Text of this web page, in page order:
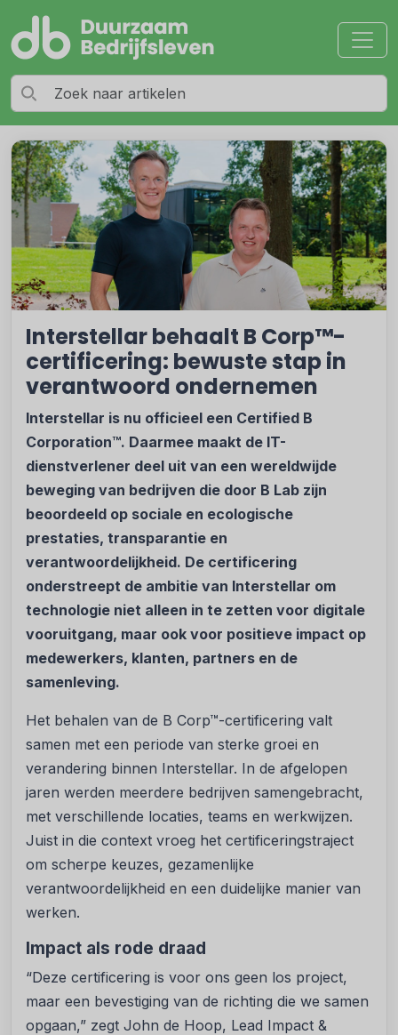
Interstellar behaalt B Corp™-
certificering: bewuste stap in
verantwoord ondernemen
Interstellar is nu officieel een Certified B
Corporation™. Daarmee maakt de IT-
dienstverlener deel uit van een wereldwijde
beweging van bedrijven die door B Lab zijn
beoordeeld op sociale en ecologische
prestaties, transparantie en
verantwoordelijkheid. De certificering
onderstreept de ambitie van Interstellar om
technologie niet alleen in te zetten voor digitale
vooruitgang, maar ook voor positieve impact op
medewerkers, klanten, partners en de
samenleving.
Het behalen van de B Corp™-certificering valt
samen met een periode van sterke groei en
verandering binnen Interstellar. In de afgelopen
jaren werden meerdere bedrijven samengebracht,
met verschillende locaties, teams en werkwijzen.
Juist in die context vroeg het certificeringstraject
om scherpe keuzes, gezamenlijke
verantwoordelijkheid en een duidelijke manier van
werken.
Impact als rode draad
“Deze certificering is voor ons geen los project,
maar een bevestiging van de richting die we samen
opgaan,” zegt John de Hoop, Lead Impact &